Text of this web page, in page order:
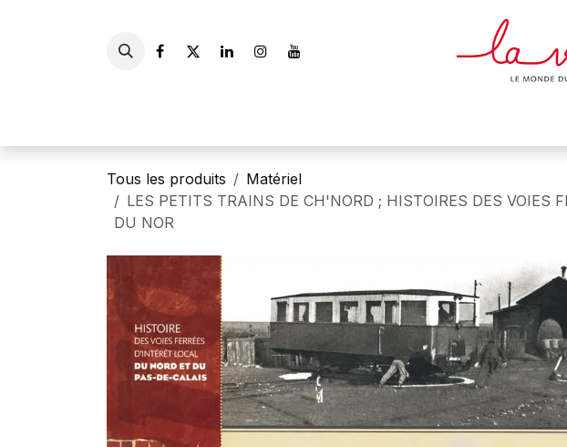
Tous les produits
Matériel
LES PETITS TRAINS DE CH'NORD ; HISTOIRES DES VOIES
DU NOR